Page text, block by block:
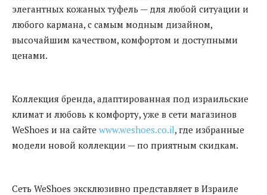
элегантных кожаных туфель — для любой ситуации и
любого кармана, с самым модным дизайном,
высочайшим качеством, комфортом и доступными
ценами.
Коллекция бренда, адаптированная под израильские
климат и любовь к комфорту, уже в сети магазинов
WeShoes и на сайте www.weshoes.co.il, где избранные
модели новой коллекции — по приятным скидкам.
Сеть WeShoes эксклюзивно представляет в Израиле